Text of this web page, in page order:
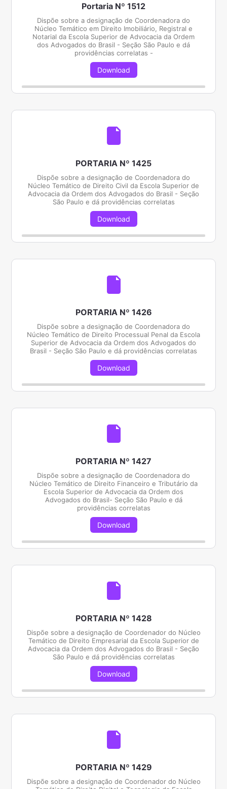
Portaria Nº 1512
Dispõe sobre a designação de Coordenadora do
Núcleo Temático em Direito Imobiliário, Registral e
Notarial da Escola Superior de Advocacia da Ordem
dos Advogados do Brasil - Seção São Paulo e dá
providências correlatas -
Download
PORTARIA Nº 1425
Dispõe sobre a designação de Coordenadora do
Núcleo Temático de Direito Civil da Escola Superior de
Advocacia da Ordem dos Advogados do Brasil - Seção
São Paulo e dá providências correlatas
Download
PORTARIA Nº 1426
Dispõe sobre a designação de Coordenadora do
Núcleo Temático de Direito Processual Penal da Escola
Superior de Advocacia da Ordem dos Advogados do
Brasil - Seção São Paulo e dá providências correlatas
Download
PORTARIA Nº 1427
Dispõe sobre a designação de Coordenadora do
Núcleo Temático de Direito Financeiro e Tributário da
Escola Superior de Advocacia da Ordem dos
Advogados do Brasil- Seção São Paulo e dá
providências correlatas
Download
PORTARIA Nº 1428
Dispõe sobre a designação de Coordenador do Núcleo
Temático de Direito Empresarial da Escola Superior de
Advocacia da Ordem dos Advogados do Brasil - Seção
São Paulo e dá providências correlatas
Download
PORTARIA Nº 1429
Dispõe sobre a designação de Coordenador do Núcleo